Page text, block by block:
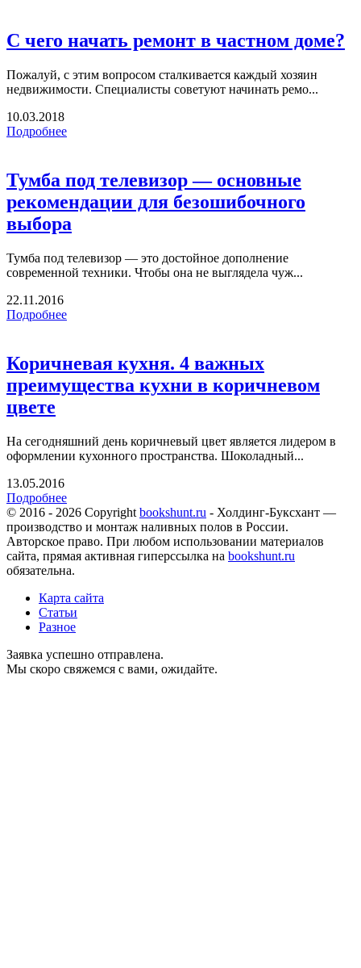
С чего начать ремонт в частном доме?
Пожалуй, с этим вопросом сталкивается каждый хозяин
недвижимости. Специалисты советуют начинать ремо...
10.03.2018
Подробнее
Тумба под телевизор — основные
рекомендации для безошибочного
выбора
Тумба под телевизор — это достойное дополнение
современной техники. Чтобы она не выглядела чуж...
22.11.2016
Подробнее
Коричневая кухня. 4 важных
преимущества кухни в коричневом
цвете
На сегодняшний день коричневый цвет является лидером в
оформлении кухонного пространства. Шоколадный...
13.05.2016
Подробнее
© 2016 - 2026 Copyright bookshunt.ru - Холдинг-Буксхант —
производство и монтаж наливных полов в России.
Авторское право. При любом использовании материалов
сайта, прямая активная гиперссылка на bookshunt.ru
обязательна.
Карта сайта
Статьи
Разное
Заявка успешно отправлена.
Мы скоро свяжемся с вами, ожидайте.